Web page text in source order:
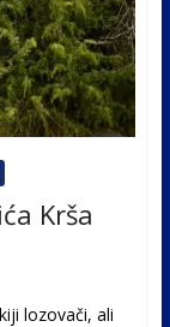
Krša
lozovači, ali